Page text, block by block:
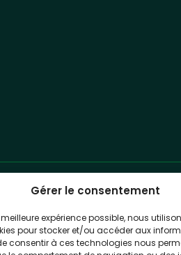
Gérer le consentement
expérience possible, nous
pour stocker et/ou accéder aux
consentir à ces technologies nous
Adapt IT Pty. Ltd
+27 10 494 1000
info@adaptit.com